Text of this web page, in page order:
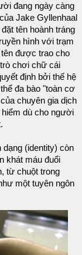
đang ngày càng
Jake Gyllenhaal
tên hoành tráng
hình với trạm
tên được trao cho
chơi chữ cái
định bởi thế hệ
đa bào "toàn cơ
chuyên gia dịch
dù cho người
(identity) còn
khát máu đuổi
từ chuột trong
một tuyên ngôn